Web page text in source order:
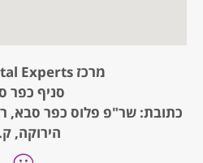
מרכז ME - Mental Experts,
סניף כפר
הירוקה, ק.11